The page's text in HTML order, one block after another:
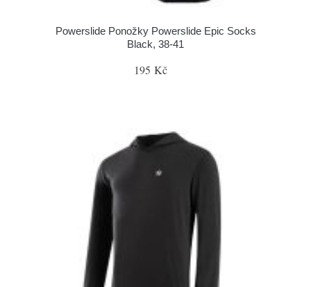
Powerslide Ponožky Powerslide Epic Socks
Black, 38-41
195 Kč